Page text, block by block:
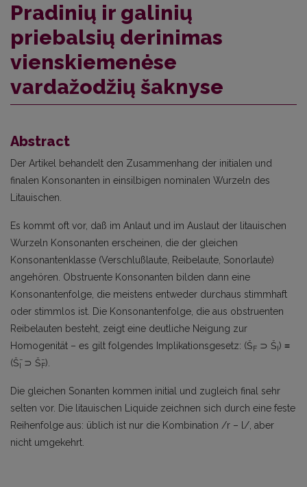
Pradinių ir galinių
priebalsių derinimas
vienskiemenėse
vardažodžių šaknyse
Abstract
Der Artikel behandelt den Zusammenhang der initialen und
finalen Konsonanten in einsilbigen nominalen Wurzeln des
Litauischen.
Es kommt oft vor, daß im Anlaut und im Auslaut der litauischen
Wurzeln Konsonanten erscheinen, die der gleichen
Konsonantenklasse (Verschlußlaute, Reibelaute, Sonorlaute)
angehören. Obstruente Konsonanten bilden dann eine
Konsonantenfolge, die meistens entweder durchaus stimmhaft
oder stimmlos ist. Die Konsonantenfolge, die aus obstruenten
Reibelauten besteht, zeigt eine deutliche Neigung zur
Homogenität – es gilt folgendes Implikationsgesetz: (ŠF ⊃ ŠI) ≡
(Š̄I⊃ Š̄F).
Die gleichen Sonanten kommen initial und zugleich final sehr
selten vor. Die litauischen Liquide zeichnen sich durch eine feste
Reihenfolge aus: üblich ist nur die Kombination /r – l/, aber
nicht umgekehrt.